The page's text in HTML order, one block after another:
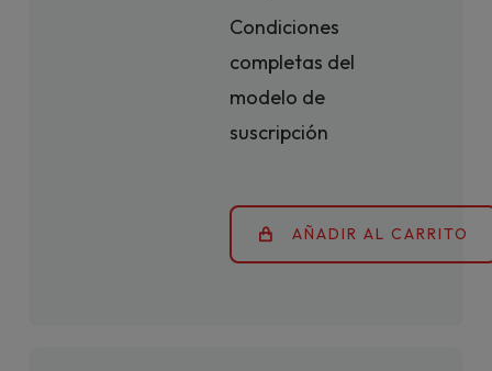
Condiciones
completas del
modelo de
suscripción
AÑADIR AL CARRITO